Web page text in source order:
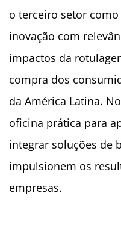
o terceiro setor
inovação com
impactos da
compra dos
da América Latina.
oficina prática para
integrar soluções de
impulsionem os
empresas.